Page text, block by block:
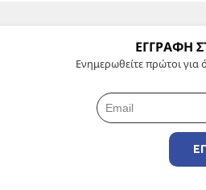
ΕΓΓΡΑΦΗ
Ενημερωθείτε πρώτοι για